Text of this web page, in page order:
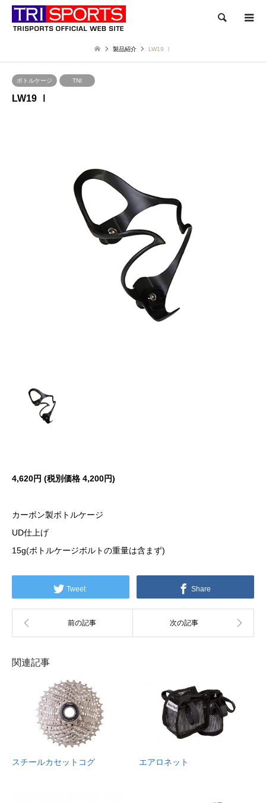
検索
製品紹介 LW19 Ⅰ
ボトルケージ TNI
LW19 Ⅰ
4,620円 (税別価格 4,200円)
カーボン製ボトルケージ
UD仕上げ
15g(ボトルケージボルトの重量は含まず)
Tweet Share
関連記事
スチールカセットコグ エアロネット